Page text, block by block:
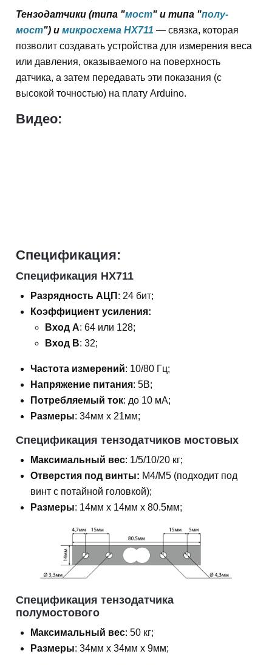
Тензодатчики (типа "мост" и типа "полу-
мост") и микросхема HX711 — связка, которая
позволит создавать устройства для измерения веса
или давления, оказываемого на поверхность
датчика, а затем передавать эти показания (с
высокой точностью) на плату Arduino.
Видео:
Спецификация:
Спецификация HX711
Разрядность АЦП : 24 бит;
Коэффициент усиления:
Вход А: 64 или 128;
Вход В: 32;
Частота измерений: 10/80 Гц;
Напряжение питания: 5В;
Потребляемый ток: до 10 мА;
Размеры: 34мм х 21мм;
Спецификация тензодатчиков мостовых
Максимальный вес: 1/5/10/20 кг;
Отверстия под винты: M4/M5 (подходит под
винт с потайной головкой);
Размеры: 14мм х 14мм х 80.5мм;
Спецификация тензодатчика
полумостового
Максимальный вес: 50 кг;
Размеры: 34мм х 34мм х 9мм;